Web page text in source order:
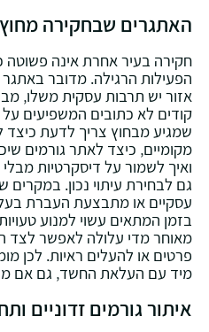
האתגרים שבחקירה
חקירה בעיר אחרת אינה פשוטה
הפעילות הרגילה. מדובר באתגר
אזור יש תרבות עסקית משלו‚
קודים לא כתובים המשפיעים
שמגיע מבחוץ צריך לדעת כיצד
מקומיים‚ כיצד לאתר גורמים
ואיך לשמור על דיסקרטיות
גם לבחירת עיתוי נכון.
עסקיים או מתבצעת העברת
בזמן המתאים עשוי למנוע
מאוחר מדי עלולה לאפשר לצד
פרטים או להעלים ראיות. לכן
מיד עם העלאת החשד‚ גם אם
איתור גורמים זדוניים